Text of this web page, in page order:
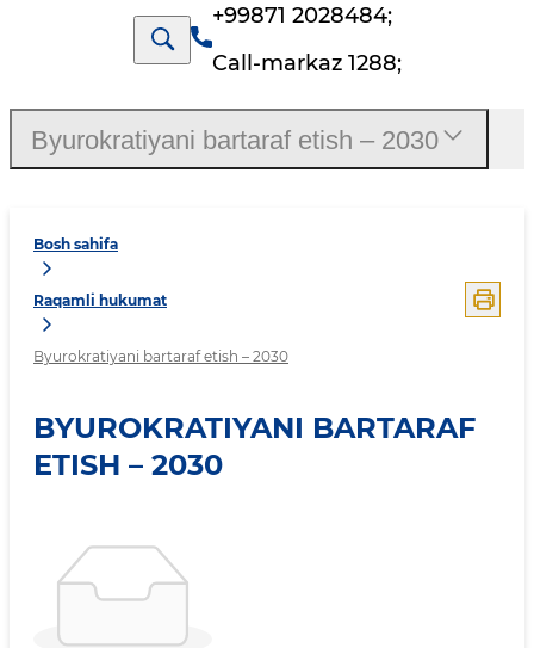
+99871 2028484;
Call-markaz 1288;
Bosh sahifa
Raqamli hukumat
Byurokratiyani bartaraf etish – 2030
BYUROKRATIYANI BARTARAF
ETISH – 2030
Byurokratiyani bartaraf etish – 2030